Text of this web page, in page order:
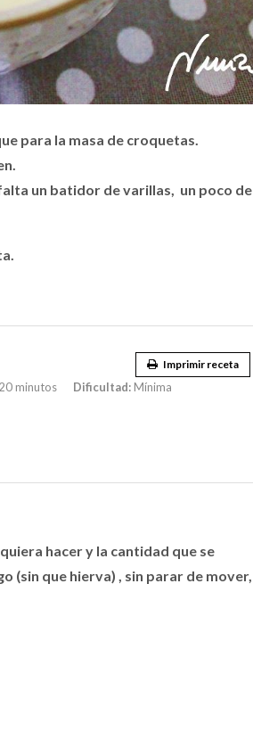
para la masa de croquetas.
un batidor de varillas, un poco de
Imprimir receta
20 minutos Dificultad: Mínima
hacer y la cantidad que se
(sin que hierva) , sin parar de mover,